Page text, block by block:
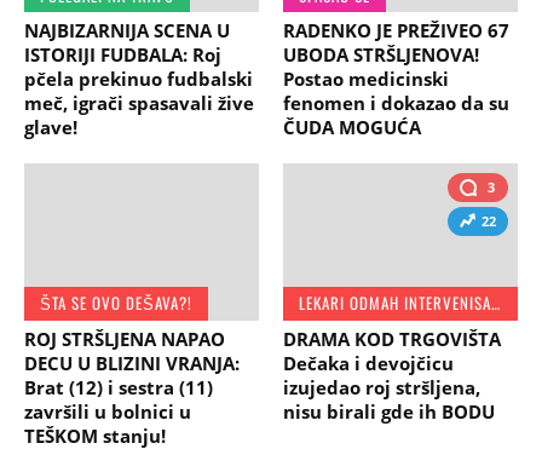
NAJBIZARNIJA SCENA U
ISTORIJI FUDBALA: Roj
pčela prekinuo fudbalski
meč, igrači spasavali žive
glave!
RADENKO JE PREŽIVEO 67
UBODA STRŠLJENOVA!
Postao medicinski
fenomen i dokazao da su
ČUDA MOGUĆA
ŠTA SE OVO DEŠAVA?!
ROJ STRŠLJENA NAPAO
DECU U BLIZINI VRANJA:
Brat (12) i sestra (11)
završili u bolnici u
TEŠKOM stanju!
3
22
LEKARI ODMAH INTERVENISALI
DRAMA KOD TRGOVIŠTA
Dečaka i devojčicu
izujedao roj stršljena,
nisu birali gde ih BODU